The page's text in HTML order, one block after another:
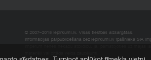
© 2007–2018 Iepirkumi.lv. Visas tiesības aizsargātas.
Informācijas pārpublicēšana bez iepirkumi.lv īpašnieka SIA